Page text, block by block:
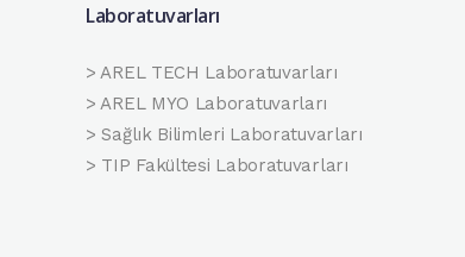
Laboratuvarları
> AREL TECH Laboratuvarları
> AREL MYO Laboratuvarları
> Sağlık Bilimleri Laboratuvarları
> TIP Fakültesi Laboratuvarları